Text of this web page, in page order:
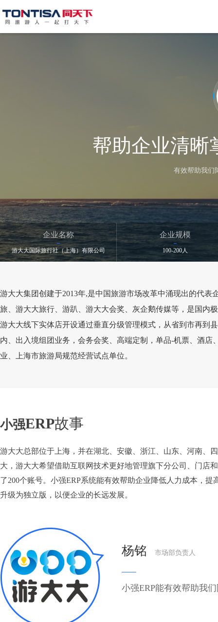
帮助企业清晰
有效帮助我们
企业名称
游大大国际旅行社（上海）有限公司
企业规模
100-200人
游大大集团创建于2013年,是中国旅游市场改革中涌现出的代表
旅、游大大旅行、游趴、游大大会奖、灰企鹅传媒等，是国内
游大大线下实体店开设通过垂直分级管理模式，从省到市再到
内、出入境组团业务，会务会奖、高端定制，单品-机票、酒
业、上海市旅游局规范经营试点单位。
小强ERP故事
游大大总部位于上海，并在湖北、安徽、浙江、山东、河南、
大，游大大希望借助互联网技术更好地管理旗下分公司、门店
了200个账号。小强ERP系统能有效帮助企业降低人力成本，
升级为独立版，以便企业的长远发展。
杨铭 市场部负责人
小强ERP能有效帮助我